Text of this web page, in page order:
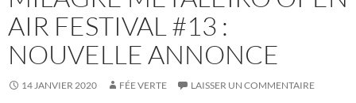
AIR FESTIVAL #13 :
NOUVELLE ANNONCE
14 JANVIER 2020 FÉE VERTE LAISSER UN COMMENTAIRE